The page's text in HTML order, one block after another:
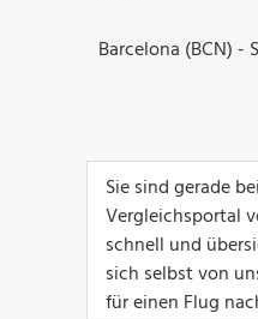
Barcelona (BCN) -
Sie sind gerade
Vergleichsportal
schnell und
sich selbst von
für einen Flug